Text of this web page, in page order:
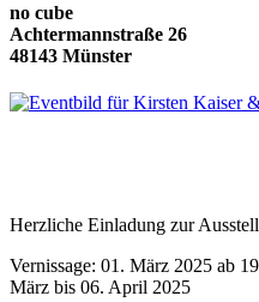
no cube
Achtermannstraße 26
48143 Münster
Herzliche Einladung zur
Vernissage: 01. März 2025 ab
März bis 06. April 2025